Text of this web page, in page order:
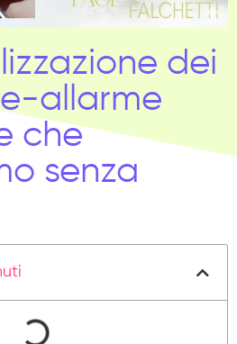
dei
allarme
che
senza